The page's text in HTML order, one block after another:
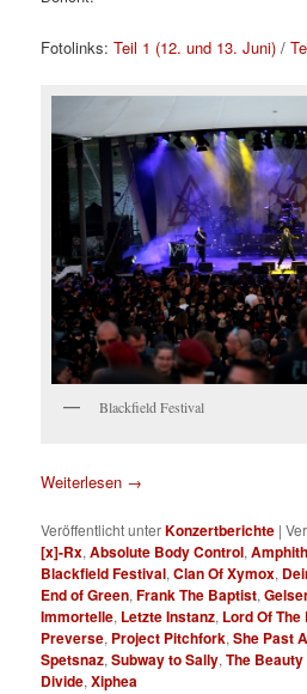
Fotolinks:Teil 1 (12. und 13. Juni) /
Blackfield Festival
Weiterlesen →
Veröffentlicht unterKonzertberichte |
[x]-Rx,Absolute Body Control,
Blackfield Festival,Clan Of Xymox,
End of Green,Frank The Baptist,
Immortelle, Letzte Instanz, Lord Of The
Preverse, Project Pitchfork,She Past
Spetsnaz,Subway to Sally,The
Divide,Xiphea